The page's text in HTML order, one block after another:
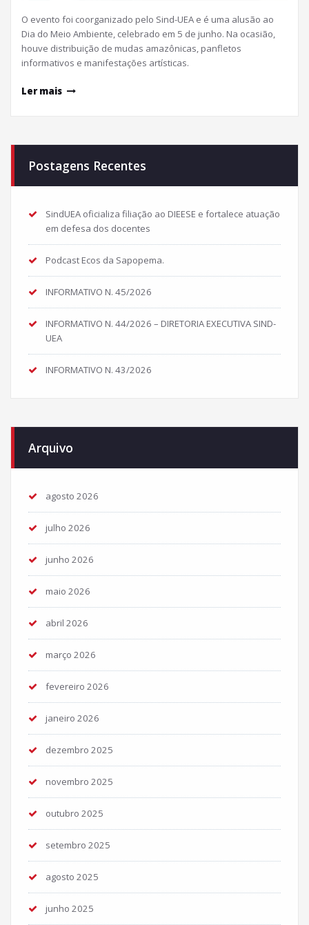
O evento foi coorganizado pelo Sind-UEA e é uma alusão ao
Dia do Meio Ambiente, celebrado em 5 de junho. Na ocasião,
houve distribuição de mudas amazônicas, panfletos
informativos e manifestações artísticas.
Ler mais
Postagens Recentes
SindUEA oficializa filiação ao DIEESE e fortalece atuação
em defesa dos docentes
Podcast Ecos da Sapopema.
INFORMATIVO N. 45/2026
INFORMATIVO N. 44/2026 – DIRETORIA EXECUTIVA SIND-
UEA
INFORMATIVO N. 43/2026
Arquivo
agosto 2026
julho 2026
junho 2026
maio 2026
abril 2026
março 2026
fevereiro 2026
janeiro 2026
dezembro 2025
novembro 2025
outubro 2025
setembro 2025
agosto 2025
junho 2025